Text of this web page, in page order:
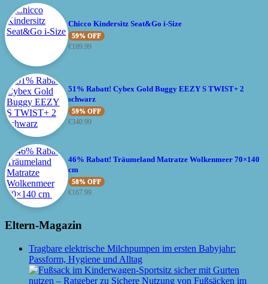
Chicco Kindersitz Seat&Go i-Size
59% OFF
€189.99
51% Rabatt! Cybex Gold Buggy EEZY S TWIST+ 2
schwarz
59% OFF
€340.99
46% Rabatt! Träumeland Matratze Wolkenmeer 70×140
cm
58% OFF
€167.99
Eltern-Magazin
Tragbare elektrische Milchpumpen im ersten Babyjahr:
Passform, Hygiene und Alltag